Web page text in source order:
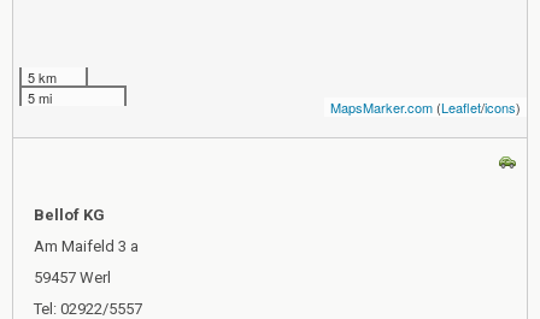
5 km
5 mi
MapsMarker.com (Leaflet/icons)
Bellof KG
Am Maifeld 3 a
59457 Werl
Tel: 02922/5557